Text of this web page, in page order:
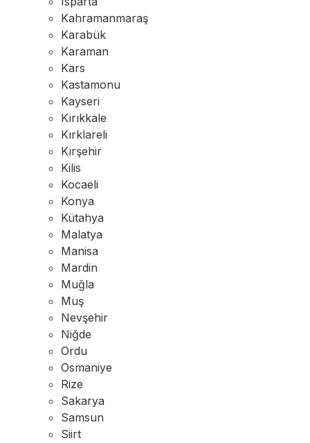
Kahramanmaraş
Karabük
Karaman
Kars
Kastamonu
Kayseri
Kırıkkale
Kırklareli
Kırşehir
Kilis
Kocaeli
Konya
Kütahya
Malatya
Manisa
Mardin
Muğla
Muş
Nevşehir
Niğde
Ordu
Osmaniye
Rize
Sakarya
Samsun
Siirt